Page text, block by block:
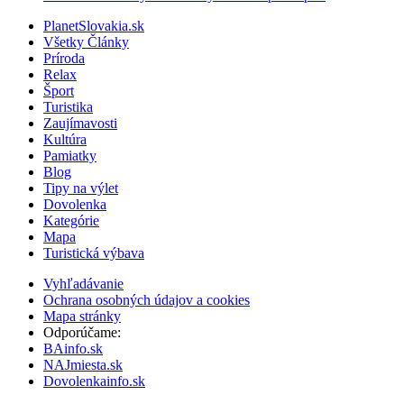
PlanetSlovakia.sk
Všetky Články
Príroda
Relax
Šport
Turistika
Zaujímavosti
Kultúra
Pamiatky
Blog
Tipy na výlet
Dovolenka
Kategórie
Mapa
Turistická výbava
Vyhľadávanie
Ochrana osobných údajov a cookies
Mapa stránky
Odporúčame:
BAinfo.sk
NAJmiesta.sk
Dovolenkainfo.sk